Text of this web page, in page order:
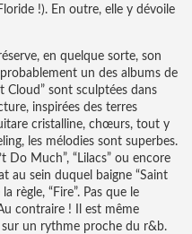
!). En outre, elle y dévoile
en quelque sorte, son
un des albums de
Cloud” sont sculptées dans
inspirées des terres
cristalline, chœurs, tout y
les mélodies sont superbes.
Do Much”, “Lilacs” ou encore
au sein duquel baigne “Saint
règle, “Fire”. Pas que le
contraire ! Il est même
un rythme proche du r&b.